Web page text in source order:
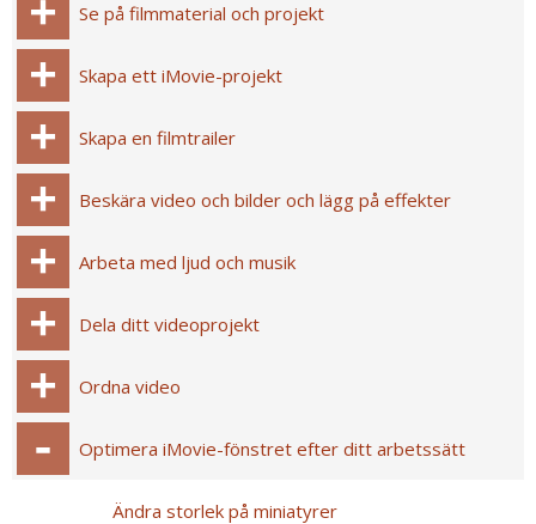
Se på filmmaterial och projekt
Skapa ett iMovie-projekt
Skapa en filmtrailer
Beskära video och bilder och lägg på effekter
Arbeta med ljud och musik
Dela ditt videoprojekt
Ordna video
Optimera iMovie-fönstret efter ditt arbetssätt
Ändra storlek på miniatyrer